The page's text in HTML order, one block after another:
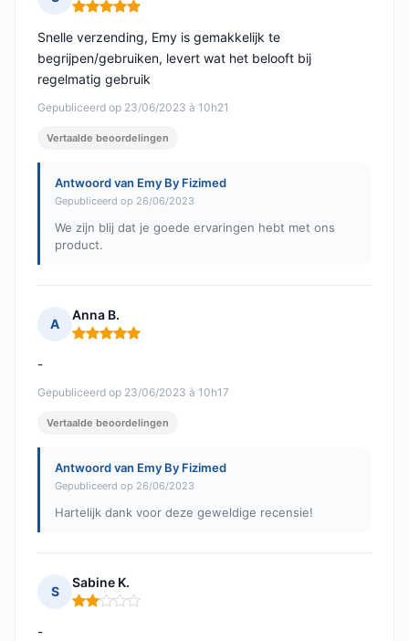
Opmerking: 5 van 5
Gepubliceerd op 23/06/2023 à 10h21
Snelle verzending, Emy is gemakkelijk te
begrijpen/gebruiken, levert wat het belooft bij
regelmatig gebruik
Vertaalde beoordelingen
Antwoord van Emy By Fizimed
Gepubliceerd op 26/06/2023
We zijn blij dat je goede ervaringen hebt met ons
product.
A
Anna B.
Opmerking: 5 van 5
Gepubliceerd op 23/06/2023 à 10h17
-
Vertaalde beoordelingen
Antwoord van Emy By Fizimed
Gepubliceerd op 26/06/2023
Hartelijk dank voor deze geweldige recensie!
S
Sabine K.
Opmerking: 2 van 5
-